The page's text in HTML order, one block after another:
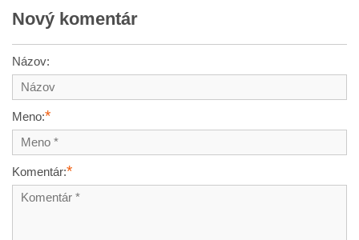
Nový komentár
Názov:
Meno:*
Komentár:*